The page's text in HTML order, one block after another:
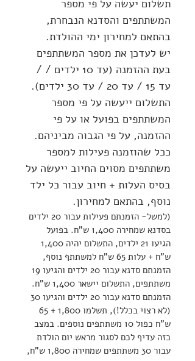
תשלום יעשה על פי מספר
המשתתפים והסדנא הנבחרת,
בהתאם למחירון ימי ההולדת.
יש לעדכן את מספר המשתתפים
בעת ההזמנה (עד 10 ילדים / /
עד 15 / עד 20 / עד 30 ילדים).
התשלום ייעשה על פי מספר
המשתתפים בפועל או על פי
ההזמנה, על פי הגבוה מביניהם.
ככל שהוזמנה פעילות למספר
משתתפים מסוים החיוב ייעשה על
בסיס העלות + חיוב עבור כל ילד
נוסף, בהתאם למחירון.
(למשל- הזמנתם פעילות עבור 20 ילדים
בסדנא שמחירה 1,400 ש"ח. בפועל
הגיעו 21 ילדים, התשלום יהיה 1,400
ש"ח + עלות 65 ש"ח למשתתף נוסף,
הזמנתם סדנא עבור 20 ילדים והגיעו 19
משתתפים, התשלום יישאר 1,400 ש"ח.
הזמנתם סדנא עבור 20 ילדים והגיעו 30
(לא רצוי בכלל!), תשלמו 1,800 + 65
ש"ח כפול 10 משתתפים נוספים. במצב
כזה עדיף לכם לסגור מראש יום הולדת
עבור 30 משתתפים שמחירה 1,800 ש"ח,